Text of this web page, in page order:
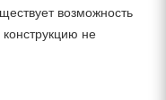
возможность
не